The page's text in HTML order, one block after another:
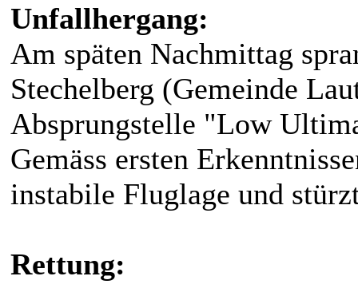
Unfallhergang:
Am späten Nachmittag
Stechelberg (Gemeinde
Absprungstelle "Low
Gemäss ersten
instabile Fluglage und
Rettung: